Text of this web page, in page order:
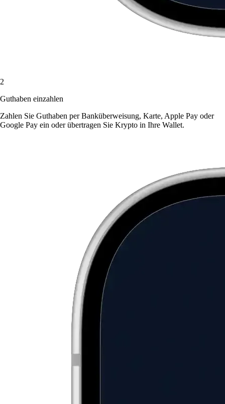
2
Guthaben einzahlen
Zahlen Sie Guthaben per Banküberweisung, Karte, Apple Pay oder
Google Pay ein oder übertragen Sie Krypto in Ihre Wallet.